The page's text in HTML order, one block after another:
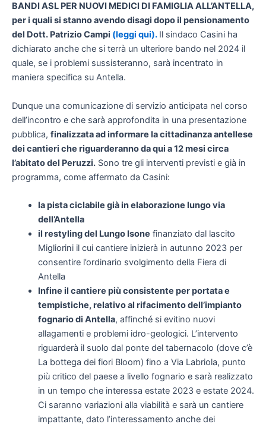
BANDI ASL PER NUOVI MEDICI DI FAMIGLIA ALL’ANTELLA,
per i quali si stanno avendo disagi dopo il pensionamento
del Dott. Patrizio Campi (leggi qui). Il sindaco Casini ha
dichiarato anche che si terrà un ulteriore bando nel 2024 il
quale, se i problemi sussisteranno, sarà incentrato in
maniera specifica su Antella.
Dunque una comunicazione di servizio anticipata nel corso
dell’incontro e che sarà approfondita in una presentazione
pubblica, finalizzata ad informare la cittadinanza antellese
dei cantieri che riguarderanno da qui a 12 mesi circa
l’abitato del Peruzzi. Sono tre gli interventi previsti e già in
programma, come affermato da Casini:
la pista ciclabile già in elaborazione lungo via
dell’Antella
il restyling del Lungo Isone finanziato dal lascito
Migliorini il cui cantiere inizierà in autunno 2023 per
consentire l’ordinario svolgimento della Fiera di
Antella
Infine il cantiere più consistente per portata e
tempistiche, relativo al rifacimento dell’impianto
fognario di Antella, affinché si evitino nuovi
allagamenti e problemi idro-geologici. L’intervento
riguarderà il suolo dal ponte del tabernacolo (dove c’è
La bottega dei fiori Bloom) fino a Via Labriola, punto
più critico del paese a livello fognario e sarà realizzato
in un tempo che interessa estate 2023 e estate 2024.
Ci saranno variazioni alla viabilità e sarà un cantiere
impattante, dato l’interessamento anche dei